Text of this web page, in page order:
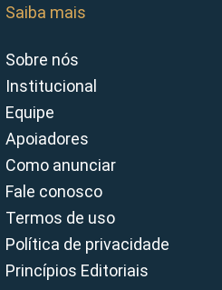
Saiba mais
Sobre nós
Institucional
Equipe
Apoiadores
Como anunciar
Fale conosco
Termos de uso
Política de privacidade
Princípios Editoriais